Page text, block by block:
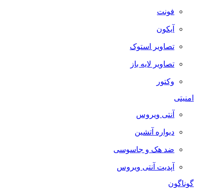
فونت
آیکون
تصاویر استوک
تصاویر لایه باز
وکتور
امنیتی
آنتی ویروس
دیواره آتشین
ضد هک و جاسوسی
آپدیت آنتی ویروس
گوناگون